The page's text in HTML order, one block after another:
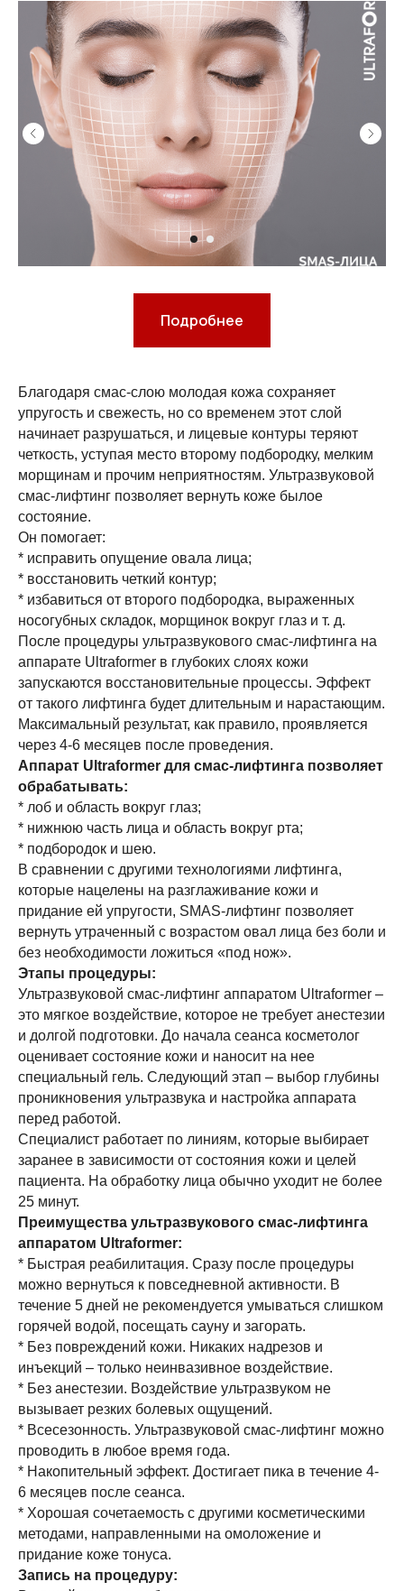
Подробнее
Благодаря смас-слою молодая кожа сохраняет
упругость и свежесть, но со временем этот слой
начинает разрушаться, и лицевые контуры теряют
четкость, уступая место второму подбородку, мелким
морщинам и прочим неприятностям. Ультразвуковой
смас-лифтинг позволяет вернуть коже былое
состояние.
Он помогает:
* исправить опущение овала лица;
* восстановить четкий контур;
* избавиться от второго подбородка, выраженных
носогубных складок, морщинок вокруг глаз и т. д.
После процедуры ультразвукового смас-лифтинга на
аппарате Ultraformer в глубоких слоях кожи
запускаются восстановительные процессы. Эффект
от такого лифтинга будет длительным и нарастающим.
Максимальный результат, как правило, проявляется
через 4-6 месяцев после проведения.
Аппарат Ultraformer для смас-лифтинга позволяет
обрабатывать:
* лоб и область вокруг глаз;
* нижнюю часть лица и область вокруг рта;
* подбородок и шею.
В сравнении с другими технологиями лифтинга,
которые нацелены на разглаживание кожи и
придание ей упругости, SMAS-лифтинг позволяет
вернуть утраченный с возрастом овал лица без боли и
без необходимости ложиться «под нож».
Этапы процедуры:
Ультразвуковой смас-лифтинг аппаратом Ultraformer –
это мягкое воздействие, которое не требует анестезии
и долгой подготовки. До начала сеанса косметолог
оценивает состояние кожи и наносит на нее
специальный гель. Следующий этап – выбор глубины
проникновения ультразвука и настройка аппарата
перед работой.
Специалист работает по линиям, которые выбирает
заранее в зависимости от состояния кожи и целей
пациента. На обработку лица обычно уходит не более
25 минут.
Преимущества ультразвукового смас-лифтинга
аппаратом Ultraformer:
* Быстрая реабилитация. Сразу после процедуры
можно вернуться к повседневной активности. В
течение 5 дней не рекомендуется умываться слишком
горячей водой, посещать сауну и загорать.
* Без повреждений кожи. Никаких надрезов и
инъекций – только неинвазивное воздействие.
* Без анестезии. Воздействие ультразвуком не
вызывает резких болевых ощущений.
* Всесезонность. Ультразвуковой смас-лифтинг можно
проводить в любое время года.
* Накопительный эффект. Достигает пика в течение 4-
6 месяцев после сеанса.
* Хорошая сочетаемость с другими косметическими
методами, направленными на омоложение и
придание коже тонуса.
Запись на процедуру: